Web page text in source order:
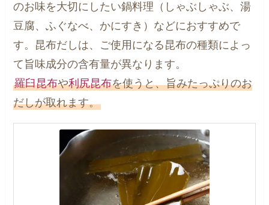
のお味を大切にしたい鍋料理（しゃぶしゃぶ、湯
豆腐、ふぐなべ、かにすき）などにおすすめで
す。昆布だしは、ご使用になる昆布の種類によっ
て旨味成分の含有量が異なります。
羅臼昆布や利尻昆布を使うと、旨みたっぷりのお
だしが取れます。